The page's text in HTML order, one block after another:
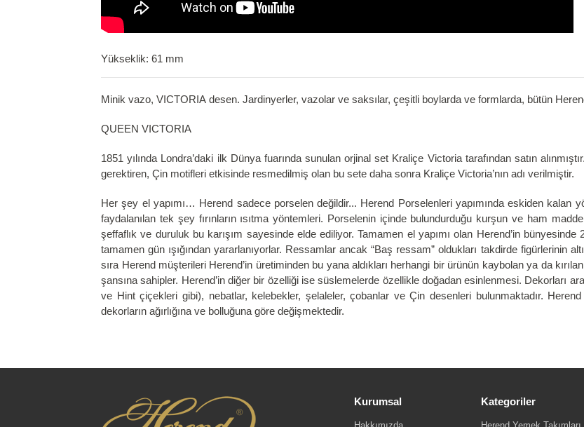
Yükseklik: 61 mm
Minik vazo, VICTORIA desen. Jardinyerler, vazolar ve saksılar, çeşitli boylarda ve formlarda, bütün
QUEEN VICTORIA
1851 yılında Londra’daki ilk Dünya fuarında sunulan orjinal set Kraliçe Victoria tarafından satın
gerektiren, Çin motifleri etkisinde resmedilmiş olan bu sete daha sonra Kraliçe Victoria’nın adı verilmiştir.
Her şey el yapımı… Herend sadece porselen değildir... Herend Porselenleri yapımında eskiden kalan
faydalanılan tek şey fırınların ısıtma yöntemleri. Porselenin içinde bulundurduğu kurşun ve ham
şeffaflık ve duruluk bu karışım sayesinde elde ediliyor. Tamamen el yapımı olan Herend’in
tamamen gün ışığından yararlanıyorlar. Ressamlar ancak “Baş ressam” oldukları takdirde figürlerinin
sıra Herend müşterileri Herend’in üretiminden bu yana aldıkları herhangi bir ürünün kaybolan ya da
şansına sahipler. Herend’in diğer bir özelliği ise süslemelerde özellikle doğadan esinlenmesi. Dekorları
ve Hint çiçekleri gibi), nebatlar, kelebekler, şelaleler, çobanlar ve Çin desenleri bulunmaktadır.
dekorların ağırlığına ve bolluğuna göre değişmektedir.
Kurumsal Kategoriler